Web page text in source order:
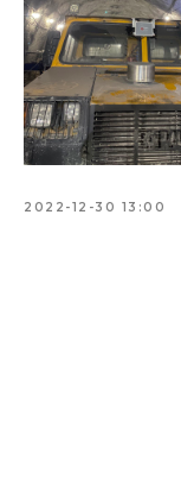
2022-12-30 13:00